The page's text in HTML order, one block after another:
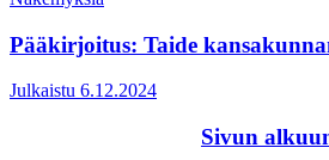
Pääkirjoitus: Taide
Julkaistu 6.12.2024
Sivun